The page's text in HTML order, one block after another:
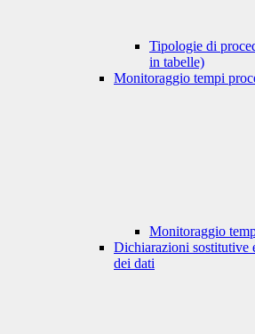
Tipologie di
in tabelle)
Monitoraggio tempi
Monitoraggio
Dichiarazioni sostitutive
dei dati